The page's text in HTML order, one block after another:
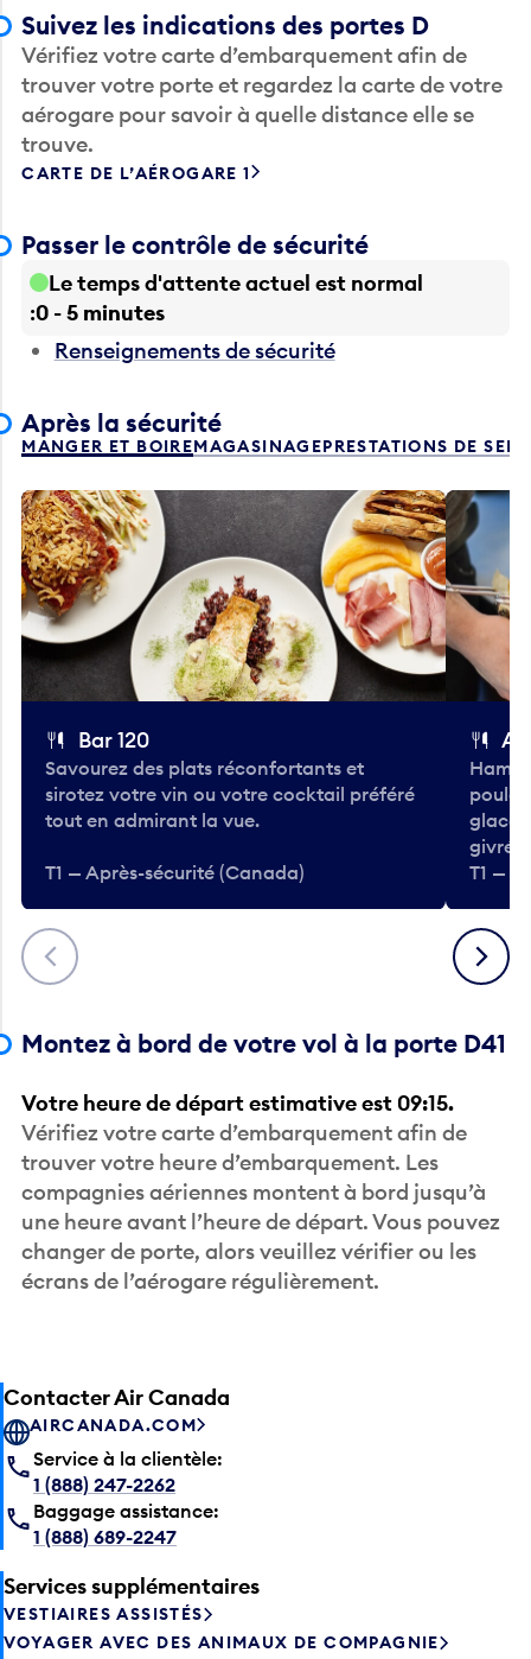
Suivez les indications des portes D
Vérifiez votre carte d’embarquement afin de
trouver votre porte et regardez la carte de votre
aérogare pour savoir à quelle distance elle se
trouve.
CARTE DE L’AÉROGARE 1
Passer le contrôle de sécurité
Le temps d'attente actuel est normal
0 - 5 minutes
Renseignements de sécurité
Après la sécurité
MANGER ET BOIREMAGASINAGEPRESTATIONS DE
Précédent
Bar 120
Savourez des plats réconfortants et
sirotez votre vin ou votre cocktail préféré
tout en admirant la vue.
T1 — Après-sécurité (Canada)
poulet
T1 —
Suivant
Montez à bord de votre vol à la porte D41
Votre heure de départ estimative est 09:15.
Vérifiez votre carte d’embarquement afin de
trouver votre heure d’embarquement. Les
compagnies aériennes montent à bord jusqu’à
une heure avant l’heure de départ. Vous pouvez
changer de porte, alors veuillez vérifier ou les
écrans de l’aérogare régulièrement.
Contacter Air Canada
AIRCANADA.COM
Service à la clientèle:
1 (888) 247-2262
Baggage assistance:
1 (888) 689-2247
Services supplémentaires
VESTIAIRES ASSISTÉS
VOYAGER AVEC DES ANIMAUX DE COMPAGNIE